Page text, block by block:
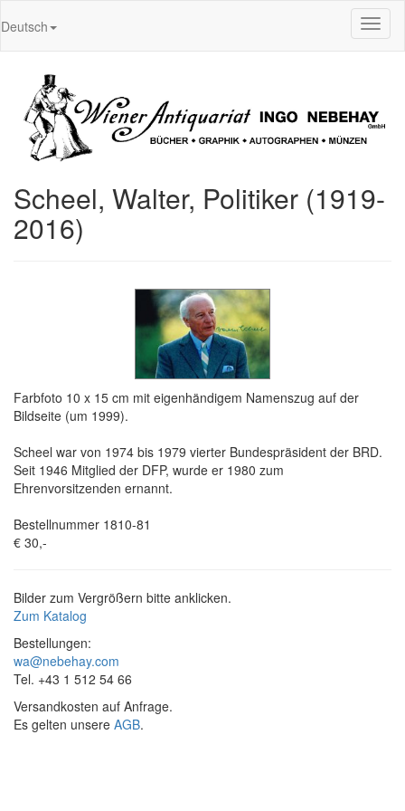
Deutsch
Scheel, Walter, Politiker (1919-
2016)
Farbfoto 10 x 15 cm mit eigenhändigem Namenszug auf der
Bildseite (um 1999).
Scheel war von 1974 bis 1979 vierter Bundespräsident der BRD.
Seit 1946 Mitglied der DFP, wurde er 1980 zum
Ehrenvorsitzenden ernannt.
Bestellnummer 1810-81
€ 30,-
Bilder zum Vergrößern bitte anklicken.
Zum Katalog
Bestellungen:
wa@nebehay.com
Tel. +43 1 512 54 66
Versandkosten auf Anfrage.
Es gelten unsere AGB.